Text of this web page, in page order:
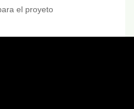
el proyeto